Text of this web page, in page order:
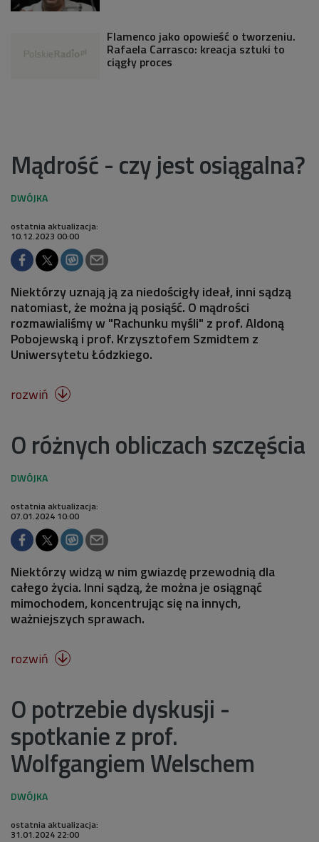
Flamenco jako opowieść o tworzeniu.
Rafaela Carrasco: kreacja sztuki to
ciągły proces
Mądrość - czy jest osiągalna?
ostatnia aktualizacja:
10.12.2023 00:00
Niektórzy uznają ją za niedościgły ideał, inni sądzą
natomiast, że można ją posiąść. O mądrości
rozmawialiśmy w "Rachunku myśli" z prof. Aldoną
Pobojewską i prof. Krzysztofem Szmidtem z
Uniwersytetu Łódzkiego.
rozwiń 
O różnych obliczach szczęścia
ostatnia aktualizacja:
07.01.2024 10:00
Niektórzy widzą w nim gwiazdę przewodnią dla
całego życia. Inni sądzą, że można je osiągnąć
mimochodem, koncentrując się na innych,
ważniejszych sprawach.
rozwiń 
O potrzebie dyskusji -
spotkanie z prof.
Wolfgangiem Welschem
ostatnia aktualizacja:
31.01.2024 22:00